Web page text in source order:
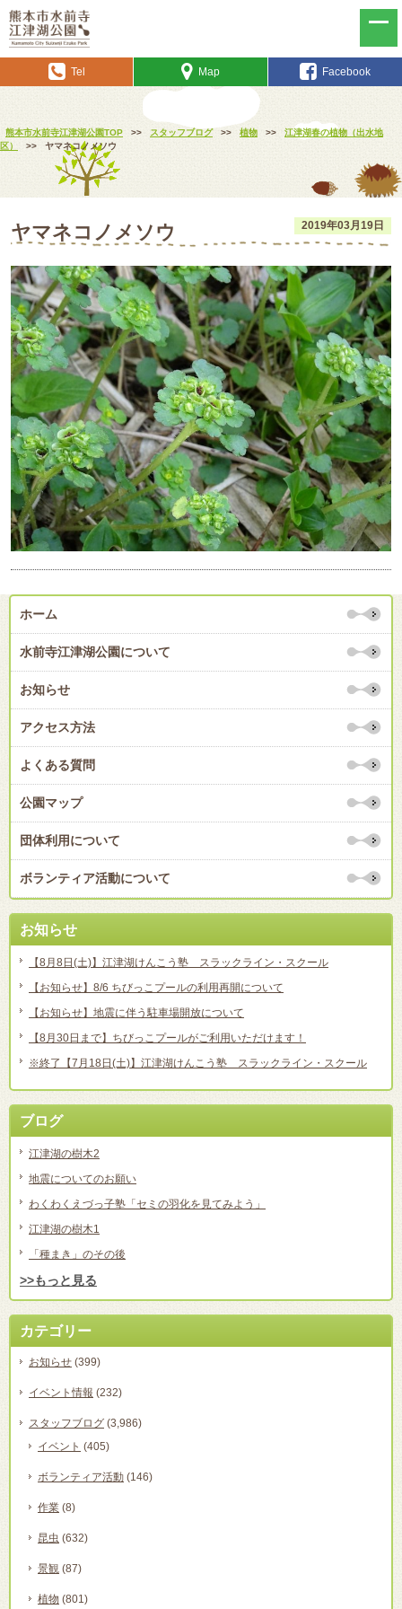
Tel Map Facebook
熊本市水前寺江津湖公園TOP >> スタッフブログ >> 植物 >>
江津湖春の植物（出水地
区）
>> ヤマネコノメソウ
2019年03月19日
ヤマネコノメソウ
ホーム
水前寺江津湖公園について
お知らせ
アクセス方法
よくある質問
公園マップ
団体利用について
ボランティア活動について
お知らせ
【8月8日(土)】江津湖けんこう塾 スラックライン・スクール
【お知らせ】8/6 ちびっこプールの利用再開について
【お知らせ】地震に伴う駐車場開放について
【8月30日まで】ちびっこプールがご利用いただけます！
※終了【7月18日(土)】江津湖けんこう塾 スラックライン・スクール
ブログ
江津湖の樹木2
地震についてのお願い
わくわくえづっ子塾「セミの羽化を見てみよう」
江津湖の樹木1
「種まき」のその後
>>もっと見る
カテゴリー
お知らせ (399)
イベント情報 (232)
スタッフブログ (3,986)
イベント (405)
ボランティア活動 (146)
作業 (8)
昆虫 (632)
景観 (87)
植物 (801)